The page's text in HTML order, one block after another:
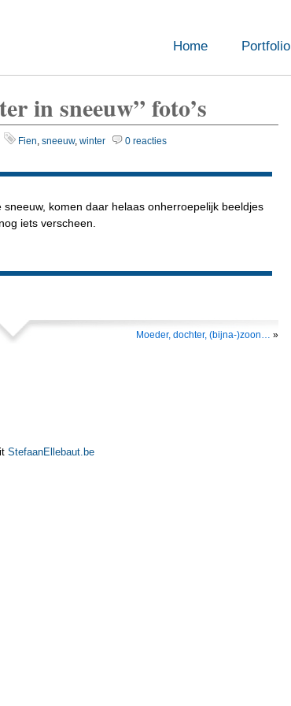
Home Portfolio
in sneeuw” foto’s
Fien, sneeuw, winter 0 reacties
komen daar helaas onherroepelijk beeldjes
iets verscheen.
Moeder, dochter, (bijna-)zoon… »
StefaanEllebaut.be